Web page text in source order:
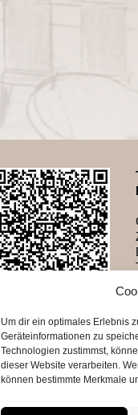
Um dir ein optimales Erlebnis
Geräteinformationen zu
Technologien zustimmst,
dieser Website verarbeiten.
können bestimmte Merkmale